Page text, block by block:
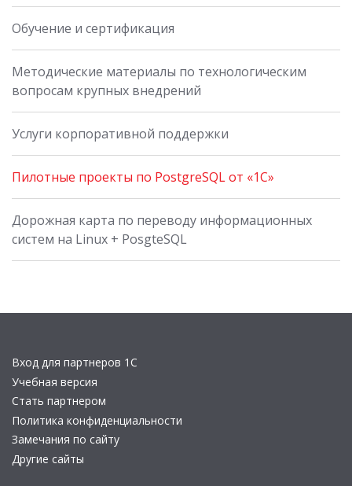
Обучение и сертификация
Методические материалы по технологическим
вопросам крупных внедрений
Услуги корпоративной поддержки
Пилотные проекты по PostgreSQL от «1С»
Дорожная карта по переводу информационных
систем на Linux + PosgteSQL
Вход для партнеров 1С
Учебная версия
Стать партнером
Политика конфиденциальности
Замечания по сайту
Другие сайты